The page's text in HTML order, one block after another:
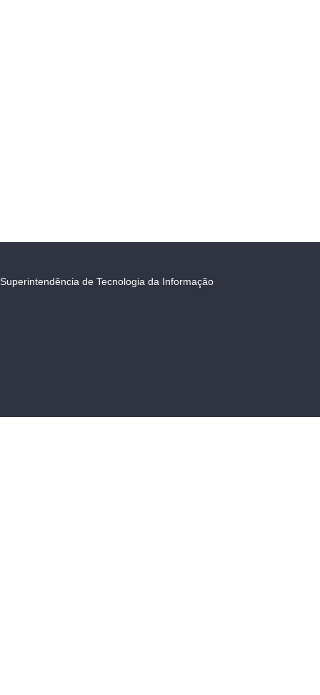
Superintendência de Tecnologia da Informação